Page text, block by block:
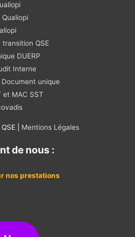
Qualiopi
QSE
DUERP
Interne
Document unique
et MAC SST
| Mentions Légales
de nous :
nos prestations